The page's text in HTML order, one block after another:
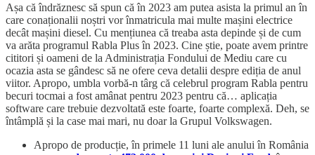
Așa că îndrăznesc să spun că în 2023 am putea asista la primul an în
care conaționalii noștri vor înmatricula mai multe mașini electrice
decât mașini diesel. Cu mențiunea că treaba asta depinde și de cum
va arăta programul Rabla Plus în 2023. Cine știe, poate avem printre
cititori și oameni de la Administrația Fondului de Mediu care cu
ocazia asta se gândesc să ne ofere ceva detalii despre ediția de anul
viitor. Apropo, umbla vorbă-n târg că celebrul program Rabla pentru
becuri tocmai a fost amânat pentru 2023 pentru că… aplicația
software care trebuie dezvoltată este foarte, foarte complexă. Deh, se
întâmplă și la case mai mari, nu doar la Grupul Volkswagen.
Apropo de producție, în primele 11 luni ale anului în România